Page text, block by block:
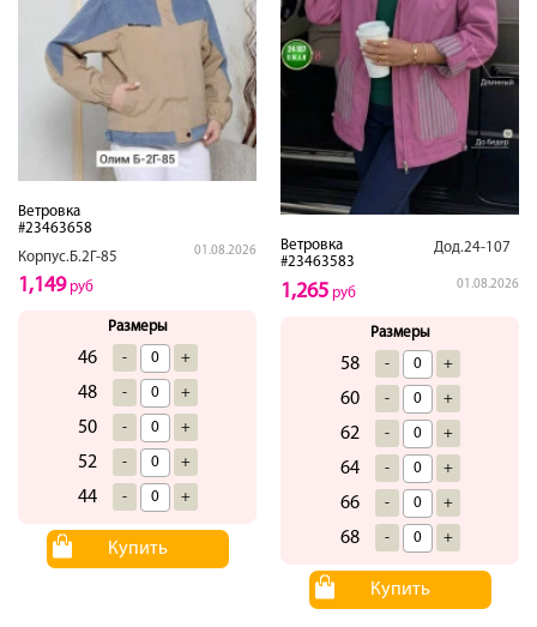
Ветровка
#23463658
Корпус.Б.2Г-85
01.08.2026
1,149руб
Размеры
46 - +
48 - +
50 - +
52 - +
44 - +
Купить
Ветровка
#23463583
Дод.24-107
01.08.2026
1,265 руб
Размеры
58 - +
60 - +
62 - +
64 - +
66 - +
68 - +
Купить